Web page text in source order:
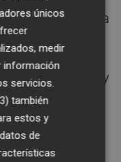
de nuevo a
la nueva Ley
reabre la
las áreas de
(APEU)"
únicos
medir
información
servicios.
también
estos y
de